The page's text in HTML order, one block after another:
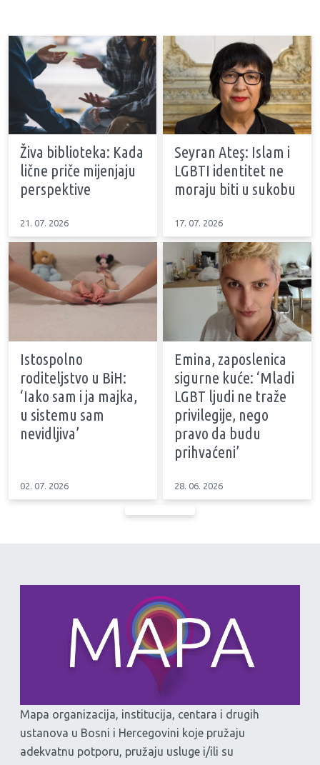
Živa biblioteka: Kada
lične priče mijenjaju
perspektive
21. 07. 2026
Seyran Ateş: Islam i
LGBTI identitet ne
moraju biti u sukobu
17. 07. 2026
Istospolno
roditeljstvo u BiH:
‘Iako sam i ja majka,
u sistemu sam
nevidljiva’
02. 07. 2026
Emina, zaposlenica
sigurne kuće: ‘Mladi
LGBT ljudi ne traže
privilegije, nego
pravo da budu
prihvaćeni’
28. 06. 2026
Mapa organizacija, institucija, centara i drugih
ustanova u Bosni i Hercegovini koje pružaju
adekvatnu potporu, pružaju usluge i/ili su